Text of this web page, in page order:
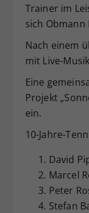
Trainer im
sich
Nach einem
mit Live-
Eine
Projekt
ein.
10-Jahre-
David
Marcel
Peter
Stefan